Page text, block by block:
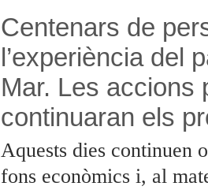
Centenars de
l’experiència del
Mar. Les accions
continuaran els
Aquests dies continuen
fons econòmics i, al